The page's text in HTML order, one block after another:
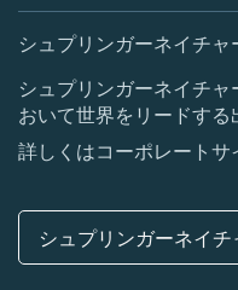
お問い合わせ
メディアセンター
所在地 & お問い合わせ
コーポレートサイト（グ
シュプリンガーネイチャ
シュプリンガーネイチ
おいて世界をリードする
詳しくはコーポレートサ
シュプリンガーネイ